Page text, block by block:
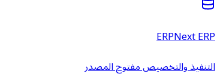
ERPNext ERP
التنفيذ والتخصيص مفتوح المصدر